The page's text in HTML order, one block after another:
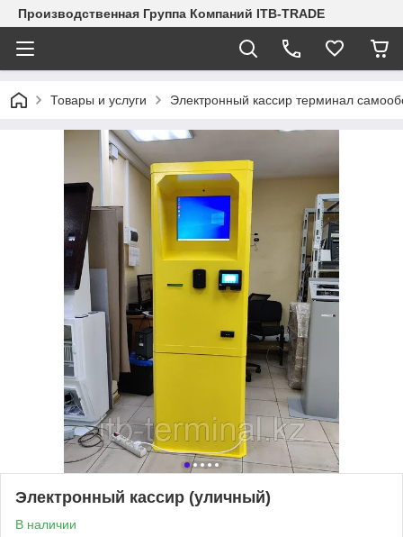
Производственная Группа Компаний ITB-TRADE
Товары и услуги Электронный кассир терминал
Электронный кассир (уличный)
В наличии